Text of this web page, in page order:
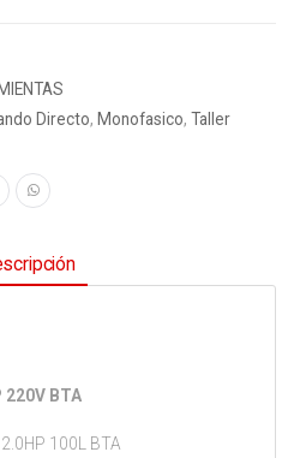
Directo, Monofasico, Taller
BTA
100L BTA